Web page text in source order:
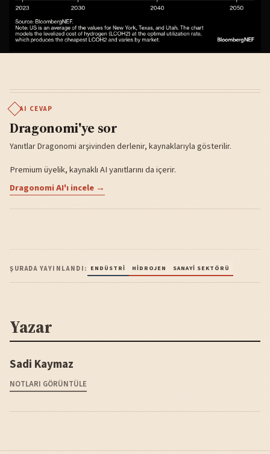
AI CEVAP
Dragonomi'ye sor
Yanıtlar Dragonomi arşivinden derlenir, kaynaklarıyla gösterilir.
Premium üyelik, kaynaklı AI yanıtlarını da içerir.
Dragonomi AI'ı incele →
ŞURADA YAYINLANDI: ENDÜSTRI HIDROJEN SANAYI SEKTÖRÜ
Yazar
Sadi Kaymaz
NOTLARI GÖRÜNTÜLE